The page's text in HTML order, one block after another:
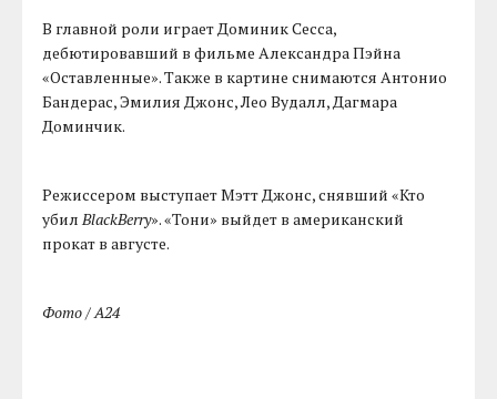
В главной роли играет Доминик Сесса,
дебютировавший в фильме Александра Пэйна
«Оставленные». Также в картине снимаются Антонио
Бандерас, Эмилия Джонс, Лео Вудалл, Дагмара
Доминчик.
Режиссером выступает Мэтт Джонс, снявший «Кто
убилBlackBerry». «Тони» выйдет в американский
прокат в августе.
Фото / A24